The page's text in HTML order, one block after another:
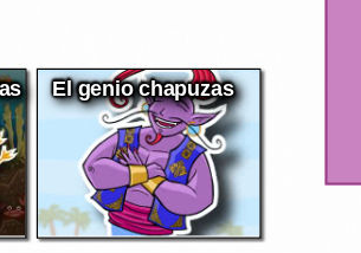
El genio chapuzas